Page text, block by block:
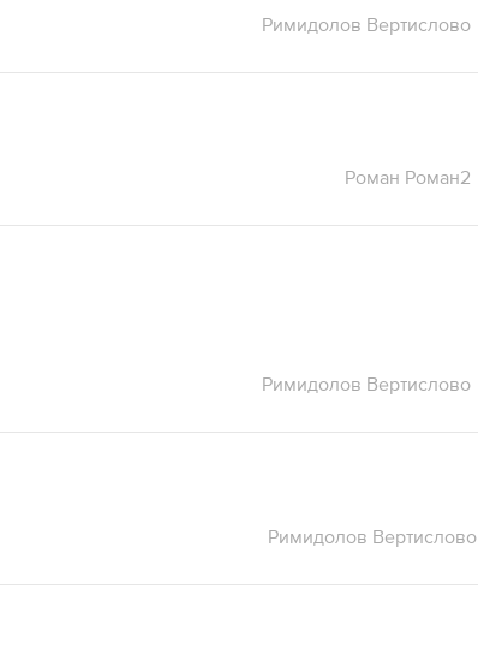
Римидолов Вертислово
Роман Роман2
Римидолов Вертислово
Римидолов Вертислово